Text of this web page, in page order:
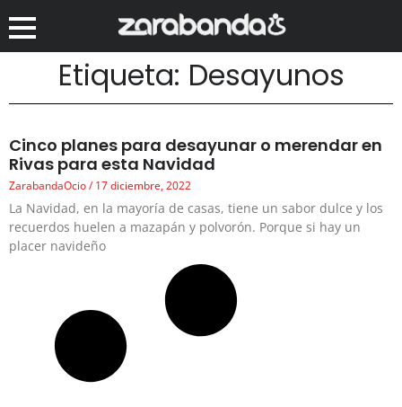
Etiqueta: Desayunos
Cinco planes para desayunar o merendar en
Rivas para esta Navidad
ZarabandaOcio 17 diciembre, 2022
La Navidad, en la mayoría de casas, tiene un sabor dulce y los
recuerdos huelen a mazapán y polvorón. Porque si hay un
placer navideño